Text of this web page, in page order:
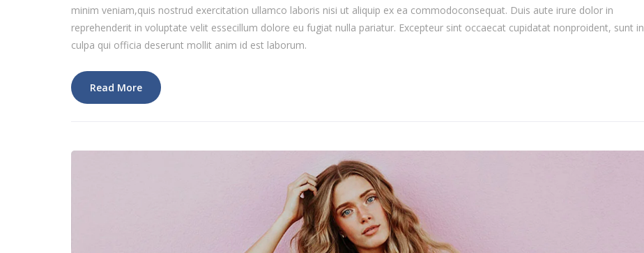
minim veniam,quis nostrud exercitation ullamco laboris nisi ut aliquip ex ea commodoconsequat. Duis aute irure dolor in
reprehenderit in voluptate velit essecillum dolore eu fugiat nulla pariatur. Excepteur sint occaecat cupidatat nonproident, sunt in
culpa qui officia deserunt mollit anim id est laborum.
Read More